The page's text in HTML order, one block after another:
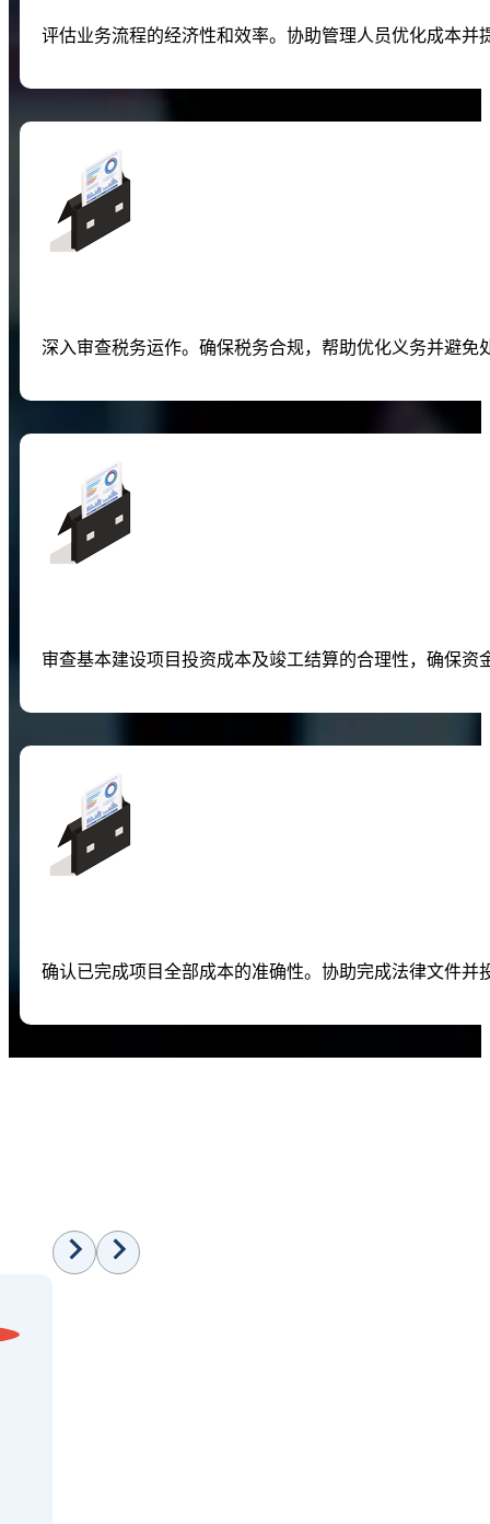
评估业务流程的经济性和效率。协助管理人员优化成本并
深入审查税务运作。确保税务合规，帮助优化义务并避免
审查基本建设项目投资成本及竣工结算的合理性，确保
确认已完成项目全部成本的准确性。协助完成法律文件并